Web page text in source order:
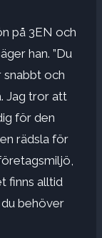
på 3EN och
han. ”Du
och
Jag tror att
för den
rädsla för
finns alltid
behöver